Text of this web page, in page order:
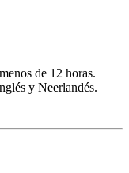
de 12 horas.
y Neerlandés.